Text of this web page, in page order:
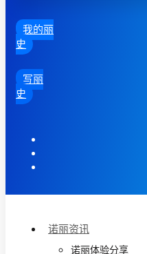
我的丽
史
写丽
史
诺丽资讯
诺丽体验分享